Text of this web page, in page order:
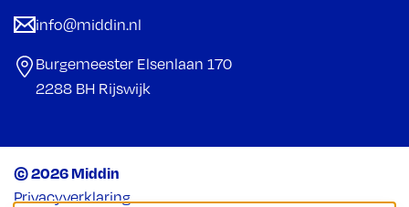
info@middin.nl
Burgemeester Elsenlaan 170
2288 BH Rijswijk
© 2026 Middin
Privacyverklaring